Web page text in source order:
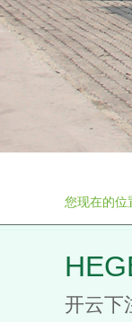
您现在的位
开云下